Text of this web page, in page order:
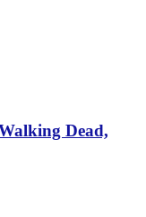
Dead,